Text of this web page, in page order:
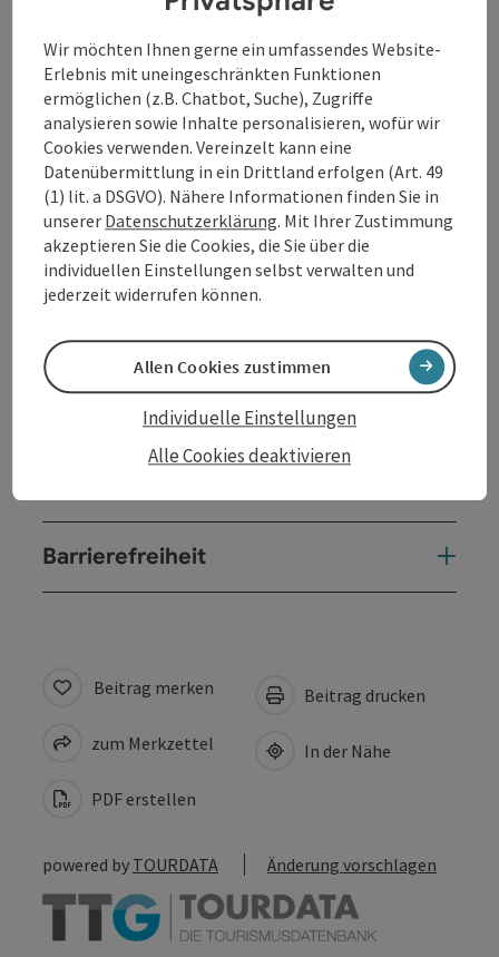
Beschreibung vollständig anzeigen
Kontakt
Öffnungszeiten
Anreise/Lage
Barrierefreiheit
Beitrag merken
zum Merkzettel
PDF erstellen
Beitrag drucken
In der Nähe
powered by TOURDATA Änderung vorschlagen
Wir möchten Ihnen gerne ein umfassendes Website-
Erlebnis mit uneingeschränkten Funktionen
ermöglichen (z.B. Chatbot, Suche), Zugriffe
analysieren sowie Inhalte personalisieren, wofür wir
Cookies verwenden. Vereinzelt kann eine
Datenübermittlung in ein Drittland erfolgen (Art. 49
(1) lit. a DSGVO). Nähere Informationen finden Sie in
unserer Datenschutzerklärung. Mit Ihrer Zustimmung
akzeptieren Sie die Cookies, die Sie über die
individuellen Einstellungen selbst verwalten und
jederzeit widerrufen können.
Alle Cookies deaktivieren
Individuelle Einstellungen
Allen Cookies zustimmen